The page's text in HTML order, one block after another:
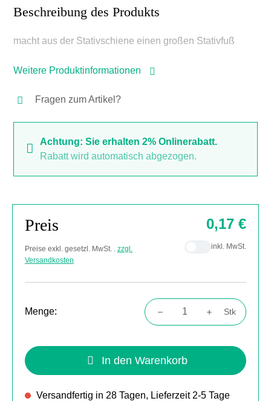
Beschreibung des Produkts
macht aus der Stativschiene einen großen Stativfuß
Weitere Produktinformationen
Fragen zum Artikel?
Achtung: Sie erhalten 2% Onlinerabatt.
Rabatt wird automatisch abgezogen.
Preis
Preise exkl. gesetzl. MwSt. . zzgl.
Versandkosten
0,17 €
inkl. MwSt.
Menge:
Produkt Anzahl: Gib den gewünschten
Stk
In den Warenkorb
Versandfertig in 28 Tagen, Lieferzeit 2-5 Tage